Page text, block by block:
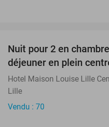
Nuit pour 2 en
déjeuner en plein
Hotel Maison Louise Lille
Lille
Vendu : 70